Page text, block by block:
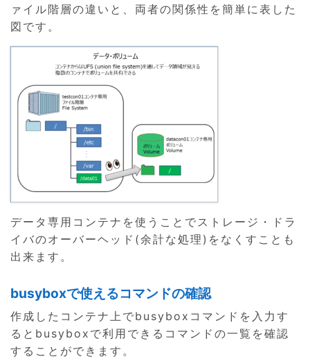
ァイル階層の違いと、両者の関係性を簡単に表した
図です。
データ専用コンテナを使うことでストレージ・ドラ
イバのオーバーヘッド(余計な処理)をなくすことも
出来ます。
busyboxで使えるコマンドの確認
作成したコンテナ上でbusyboxコマンドを入力す
るとbusyboxで利用できるコマンドの一覧を確認
することができます。